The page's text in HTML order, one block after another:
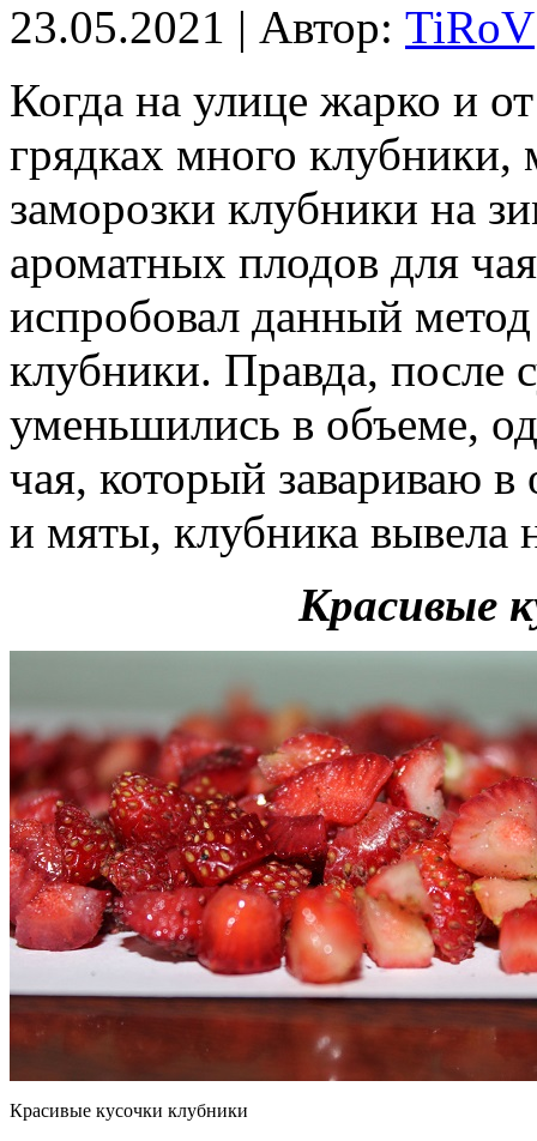
23.05.2021 | Автор: TiRoV
Когда на улице жарко и
грядках много
заморозки клубники на
ароматных плодов для
испробовал данный
клубники. Правда, после
уменьшились в объеме,
чая, который завариваю в
и мяты, клубника вывела
Красивые
Красивые кусочки клубники